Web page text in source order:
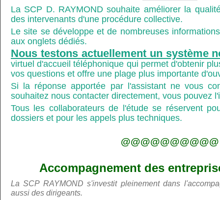
La SCP D. RAYMOND souhaite améliorer la
des intervenants d'une procédure collective.
Le site se développe et de nombreuses
aux onglets dédiés.
Nous testons actuellement un système
virtuel d'accueil téléphonique qui permet d'obtenir
vos questions et offre une plage plus importante
Si la réponse apportée par l'assistant ne vous
souhaitez nous contacter directement, vous pouvez
Tous les collaborateurs de l'étude se réservent
dossiers et pour les appels plus techniques.
@@@@@@@@@@
Accompagnement des
La SCP RAYMOND s'investit pleinement dans
aussi des dirigeants.